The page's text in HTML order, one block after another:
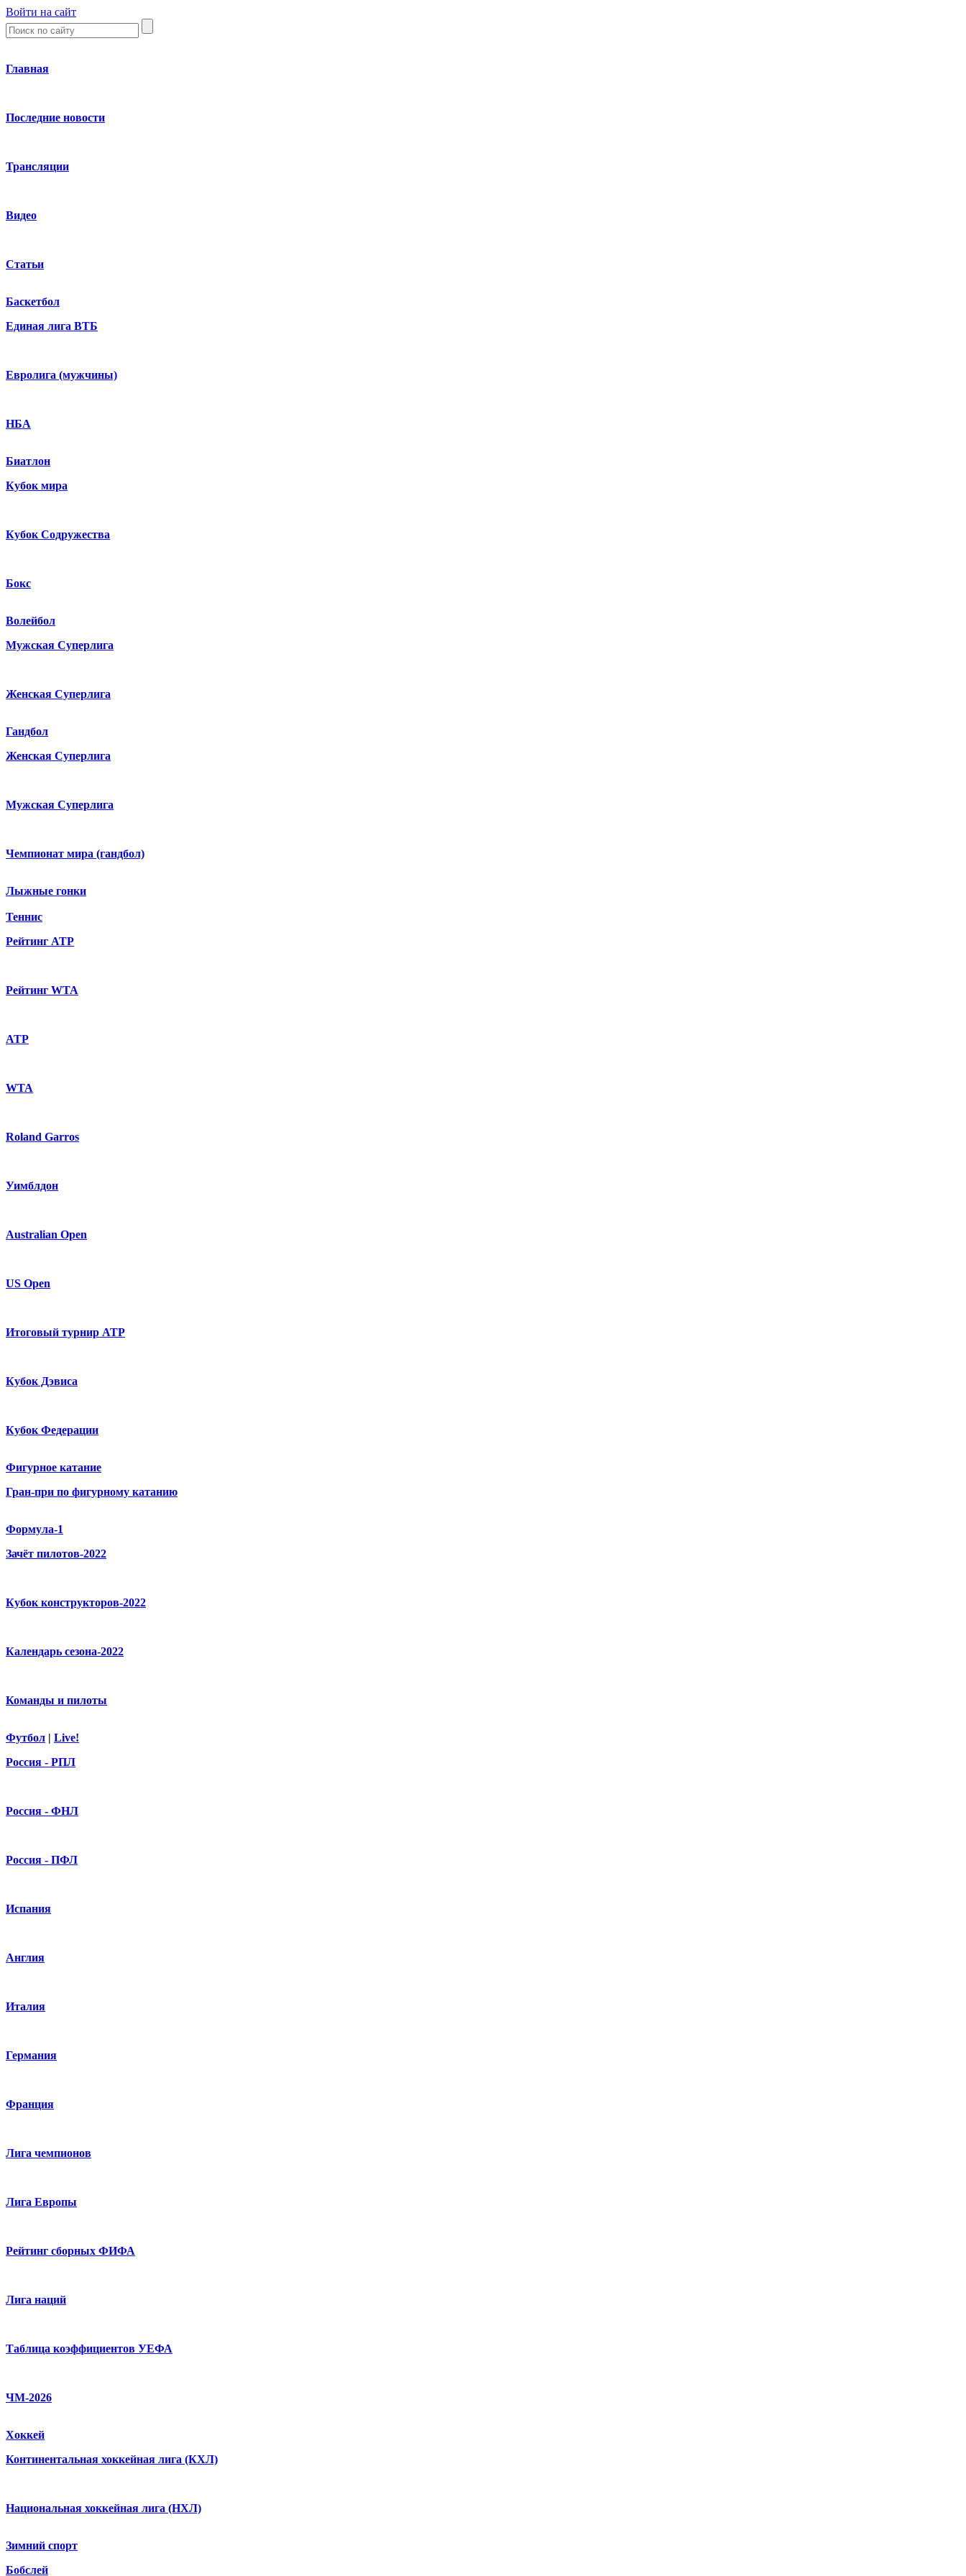
Войти на сайт
Главная
Последние новости
Трансляции
Видео
Статьи
Баскетбол
Единая лига ВТБ
Евролига (мужчины)
НБА
Биатлон
Кубок мира
Кубок Содружества
Бокс
Волейбол
Мужская Суперлига
Женская Суперлига
Гандбол
Женская Суперлига
Мужская Суперлига
Чемпионат мира (гандбол)
Лыжные гонки
Теннис
Рейтинг ATP
Рейтинг WTA
ATP
WTA
Roland Garros
Уимблдон
Australian Open
US Open
Итоговый турнир ATP
Кубок Дэвиса
Кубок Федерации
Фигурное катание
Гран-при по фигурному катанию
Формула-1
Зачёт пилотов-2022
Кубок конструкторов-2022
Календарь сезона-2022
Команды и пилоты
Футбол | Live!
Россия - РПЛ
Россия - ФНЛ
Россия - ПФЛ
Испания
Англия
Италия
Германия
Франция
Лига чемпионов
Лига Европы
Рейтинг сборных ФИФА
Лига наций
Таблица коэффициентов УЕФА
ЧМ-2026
Хоккей
Континентальная хоккейная лига (КХЛ)
Национальная хоккейная лига (НХЛ)
Зимний спорт
Бобслей